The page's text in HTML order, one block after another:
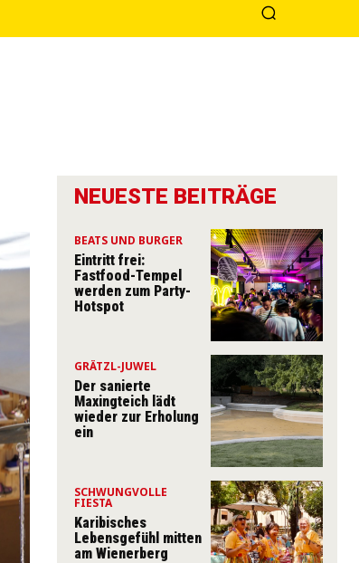
NEUESTE BEITRÄGE
BEATS UND BURGER
Eintritt frei:
Fastfood-Tempel
werden zum Party-
Hotspot
GRÄTZL-JUWEL
Der sanierte
Maxingteich lädt
wieder zur Erholung
ein
SCHWUNGVOLLE
FIESTA
Karibisches
Lebensgefühl mitten
am Wienerberg